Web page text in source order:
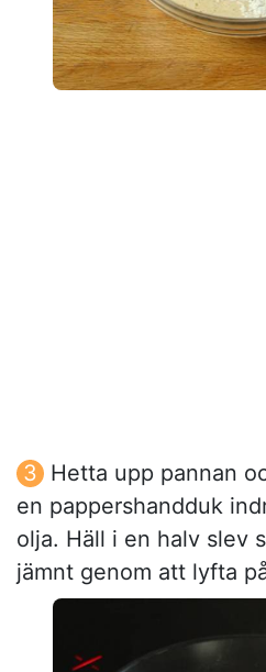
Hetta upp pannan
en pappershandduk
olja. Häll i en halv slev
jämnt genom att lyfta